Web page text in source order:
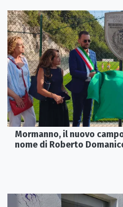
Mormanno, il nuovo
nome di Roberto